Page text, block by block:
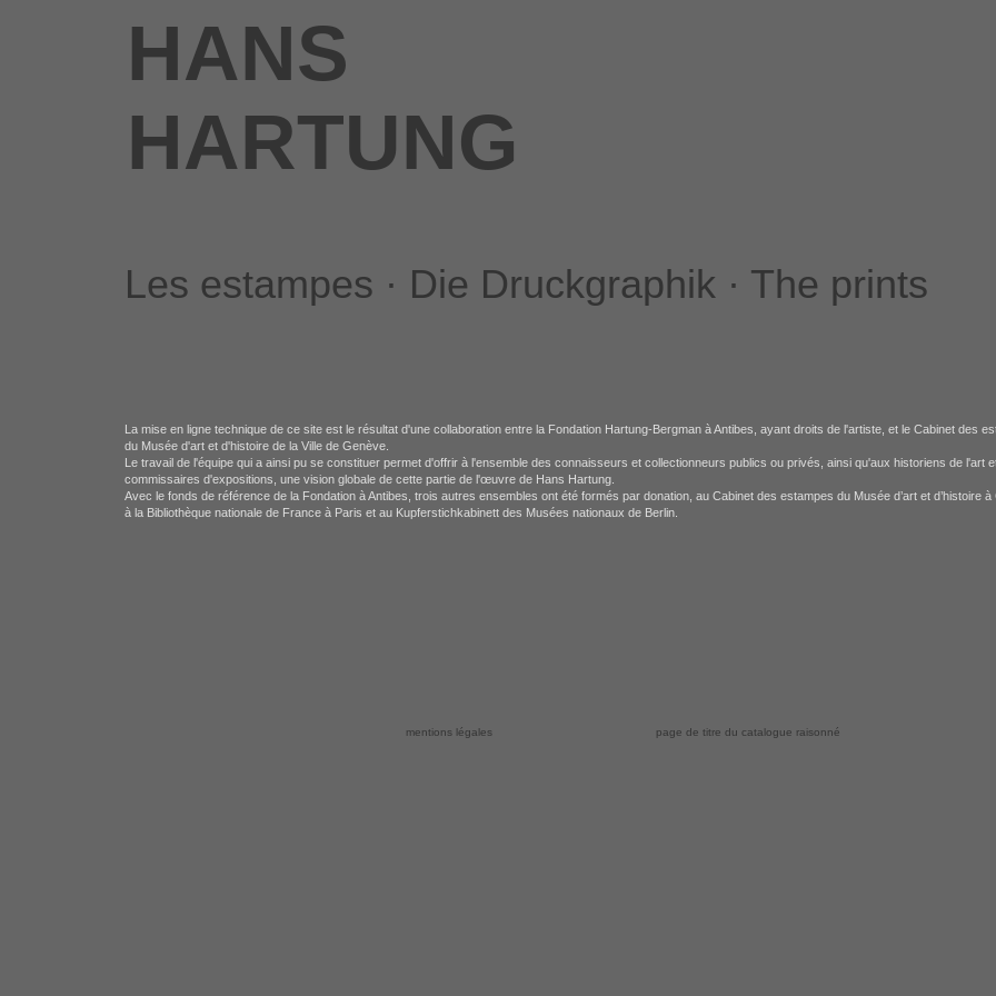
HANS
HARTUNG
Les estampes · Die Druckgraphik · The prints
La mise en ligne technique de ce site est le résultat d'une collaboration entre la Fondation Hartung-Bergman à Antibes, ayant droits de l'artiste, et le Cabinet des
du Musée d'art et d'histoire de la Ville de Genève.
Le travail de l'équipe qui a ainsi pu se constituer permet d'offrir à l'ensemble des connaisseurs et collectionneurs publics ou privés, ainsi qu'aux historiens de l'art
commissaires d'expositions, une vision globale de cette partie de l'œuvre de Hans Hartung.
Avec le fonds de référence de la Fondation à Antibes, trois autres ensembles ont été formés par donation, au Cabinet des estampes du Musée d’art et d’histoire à
à la Bibliothèque nationale de France à Paris et au Kupferstichkabinett des Musées nationaux de Berlin.
mentions légales page de titre du catalogue raisonné